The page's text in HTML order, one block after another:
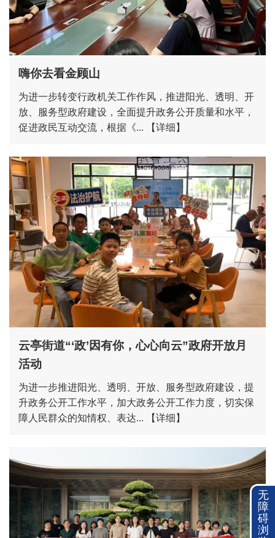
嗨你去看金顾山
为进一步转变行政机关工作作风，推进阳光、透明、开
放、服务型政府建设，全面提升政务公开质量和水平，
促进政民互动交流，根据《...
【详细】
云亭街道“‘政’因有你，心心向云”政府开放月
活动
为进一步推进阳光、透明、开放、服务型政府建设，提
升政务公开工作水平，加大政务公开工作力度，切实保
障人民群众的知情权、表达...
【详细】
无
障
碍
浏